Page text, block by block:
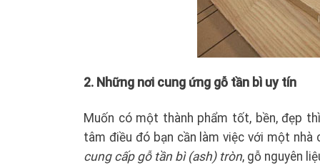
2. Những nơi cung ứng gỗ tần bì uy tín
Muốn có một thành phẩm tốt, bền, đẹp
tâm điều đó bạn cần làm việc với một nhà
cung cấp gỗ tần bì (ash) tròn, gỗ nguyên